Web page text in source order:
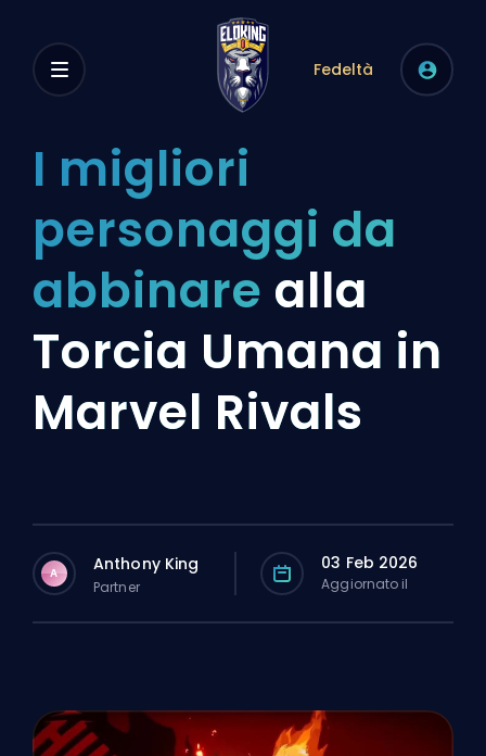
Fedeltà
I migliori
personaggi da
abbinare alla
Torcia Umana in
Marvel Rivals
A Anthony King
Partner
03 Feb 2026
Aggiornato il